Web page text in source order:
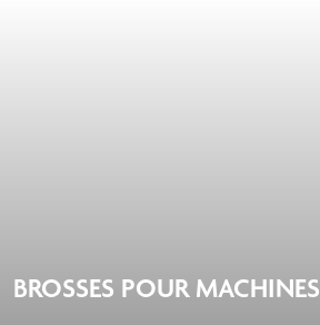
BROSSES POUR MACHINES